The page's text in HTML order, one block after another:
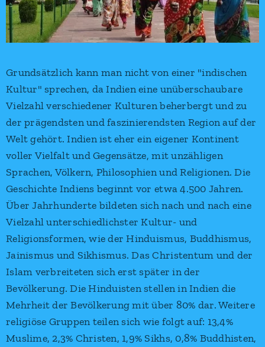
Grundsätzlich kann man nicht von einer "indischen
Kultur" sprechen, da Indien eine unüberschaubare
Vielzahl verschiedener Kulturen beherbergt und zu
der prägendsten und faszinierendsten Region auf der
Welt gehört. Indien ist eher ein eigener Kontinent
voller Vielfalt und Gegensätze, mit unzähligen
Sprachen, Völkern, Philosophien und Religionen. Die
Geschichte Indiens beginnt vor etwa 4.500 Jahren.
Über Jahrhunderte bildeten sich nach und nach eine
Vielzahl unterschiedlichster Kultur- und
Religionsformen, wie der Hinduismus, Buddhismus,
Jainismus und Sikhismus. Das Christentum und der
Islam verbreiteten sich erst später in der
Bevölkerung. Die Hinduisten stellen in Indien die
Mehrheit der Bevölkerung mit über 80% dar. Weitere
religiöse Gruppen teilen sich wie folgt auf: 13,4%
Muslime, 2,3% Christen, 1,9% Sikhs, 0,8% Buddhisten,